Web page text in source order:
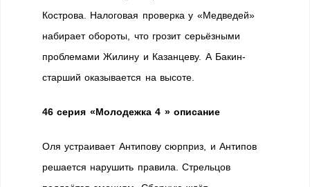
Кострова. Налоговая проверка у «Медведей»
набирает обороты, что грозит серьёзными
проблемами Жилину и Казанцеву. А Бакин-
старший оказывается на высоте.
46 серия «Молодежка 4 » описание
Оля устраивает Антипову сюрприз, и Антипов
решается нарушить правила. Стрельцов